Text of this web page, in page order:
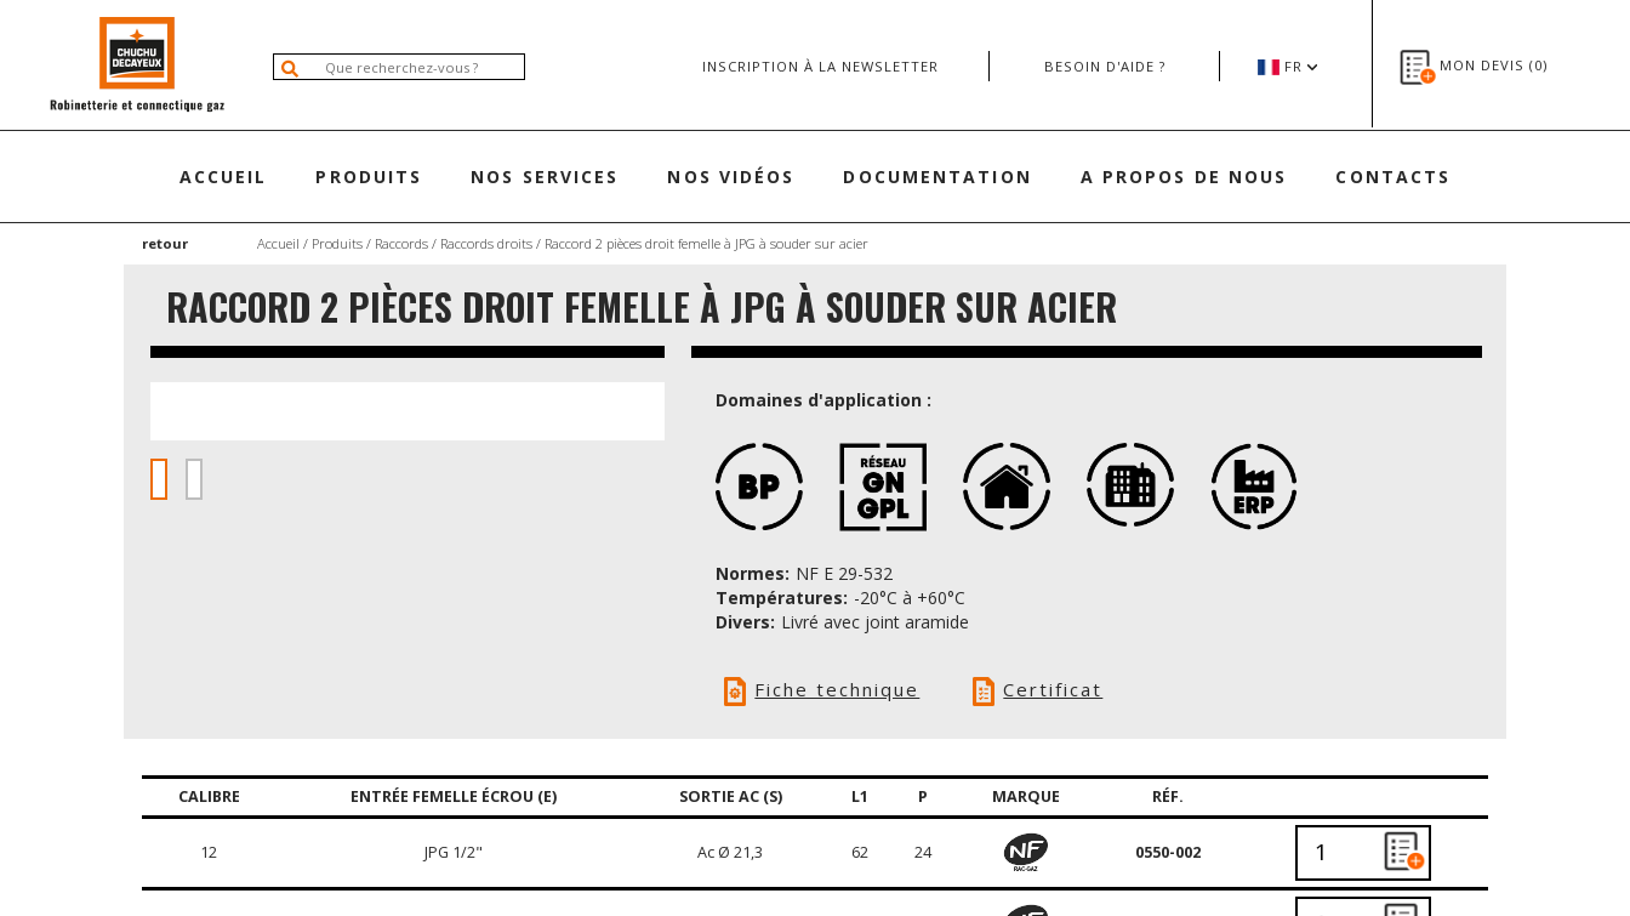
INSCRIPTION À LA NEWSLETTER BESOIN D'AIDE ? FR MON DEVIS (0)
ACCUEIL PRODUITS NOS SERVICES NOS VIDÉOS DOCUMENTATION A PROPOS DE NOUS CONTACTS
retour Accueil / Produits / Raccords / Raccords droits / Raccord 2 pièces droit femelle à JPG à souder sur acier
RACCORD 2 PIÈCES DROIT FEMELLE À JPG À SOUDER SUR ACIER
Domaines d'application :
Normes: NF E 29-532
Températures: -20°C à +60°C
Divers: Livré avec joint aramide
Fiche technique Certificat
CALIBRE ENTRÉE FEMELLE ÉCROU (E) SORTIE AC (S) L1 P MARQUE RÉF.
12 JPG 1/2" Ac Ø 21,3 62 24 0550-002